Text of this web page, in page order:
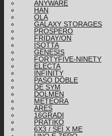
ANYWARE
HAN
OLA
GALAXY STORAGES
PROSPERO
FRIDAY/ON
ISOTTA
GENESIS
FORTYFIVE-NINETY
ELECTA
INFINITY
PASO DOBLE
DE SYM
DOLMEN
METEORA
ARES
16GRADI
PRATIKO
6X3 / SEI X ME